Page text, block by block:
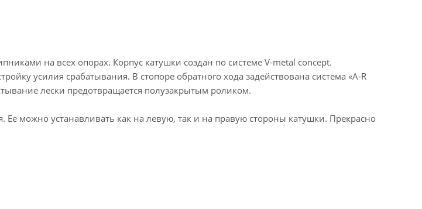
на всех опорах. Корпус катушки создан по системе V-metal concept.
усилия срабатывания. В стопоре обратного хода задействована система «A-R
лески предотвращается полузакрытым роликом.
можно устанавливать как на левую, так и на правую стороны катушки. Прекрасно